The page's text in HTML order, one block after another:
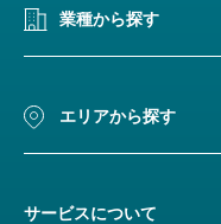
業種から探す
エリアから探す
サービスについて